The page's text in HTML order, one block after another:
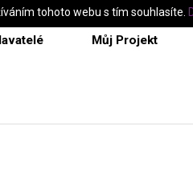
Můj Projekt
tohoto webu s tím souhlasíte.